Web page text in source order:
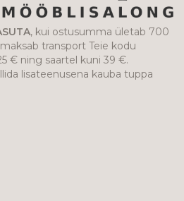
, kui ostusumma ületab 700
transport Teie kodu
€ ning saartel kuni 39 €.
lisateenusena kauba tuppa